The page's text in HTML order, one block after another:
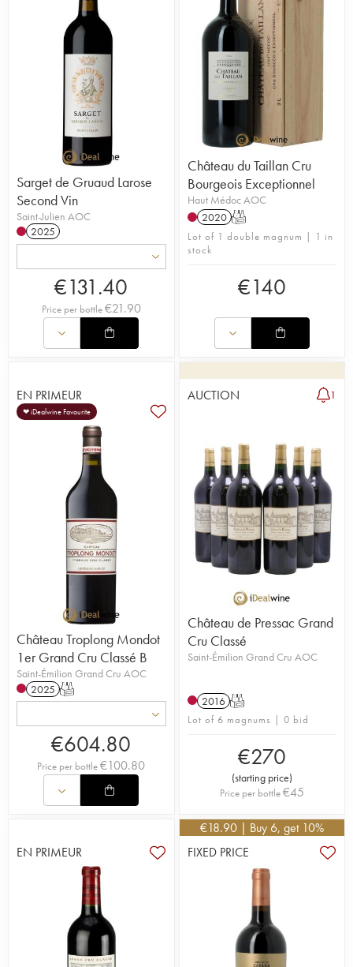
Sarget de Gruaud Larose
Second Vin
Saint-Julien AOC
2025
€131.40
Price per bottle€21.90
Château du Taillan Cru
Bourgeois Exceptionnel
Haut Médoc AOC
2020 T
Lot of 1 double magnum | 1 in
stock
€140
EN PRIMEUR
❤ iDealwine Favourite
Château Troplong Mondot
1er Grand Cru Classé B
Saint-Émilion Grand Cru AOC
2025 T
€604.80
Price per bottle€100.80
AUCTION 1
Château de Pressac Grand
Cru Classé
Saint-Émilion Grand Cru AOC
2016 T
Lot of 6 magnums | 0 bid
€270
(starting price)
Price per bottle€45
EN PRIMEUR
€18.90 | Buy 6, get 10%
FIXED PRICE